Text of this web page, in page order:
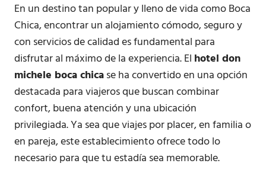
En un destino tan popular y lleno de vida como Boca
Chica, encontrar un alojamiento cómodo, seguro y
con servicios de calidad es fundamental para
disfrutar al máximo de la experiencia. El hotel don
michele boca chicase ha convertido en una opción
destacada para viajeros que buscan combinar
confort, buena atención y una ubicación
privilegiada. Ya sea que viajes por placer, en familia o
en pareja, este establecimiento ofrece todo lo
necesario para que tu estadía sea memorable.